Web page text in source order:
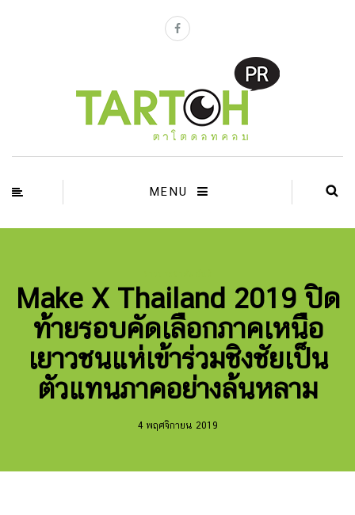
MENU
Make X Thailand 2019 ปิด
ท้ายรอบคัดเลือกภาคเหนือ
เยาวชนแห่เข้าร่วมชิงชัยเป็น
ตัวแทนภาคอย่างล้นหลาม
4 พฤศจิกายน 2019